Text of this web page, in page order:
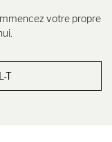
votre propre
T